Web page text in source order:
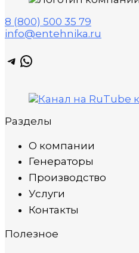
8 (800) 500 35 79
info@entehnika.ru
Telegram
WhatsApp
Разделы
О компании
Генераторы
Производство
Услуги
Контакты
Полезное